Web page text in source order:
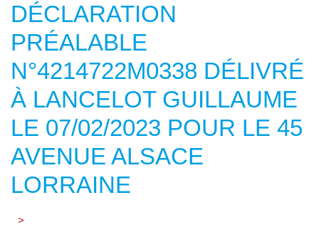
DÉCLARATION
PRÉALABLE
N°4214722M0338 DÉLIVRÉ
À LANCELOT GUILLAUME
LE 07/02/2023 POUR LE 45
AVENUE ALSACE
LORRAINE
>